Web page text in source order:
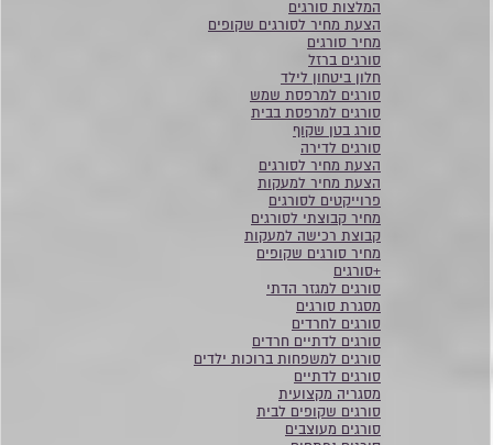
המלצות סורגים
הצעת מחיר לסורגים שקופים
מחיר סורגים
סורגים ברזל
חלון ביטחון לילד
סורגים למרפסת שמש
סורגים למרפסת בבית
סורג בטן שקוף
סורגים לדירה
הצעת מחיר לסורגים
הצעת מחיר למעקות
פרוייקטים לסורגים
מחיר קבוצתי לסורגים
קבוצת רכישה למעקות
מחיר סורגים שקופים
+סורגים
סורגים למגזר הדתי
מסגרת סורגים
סורגים לחרדים
סורגים לדתיים חרדים
סורגים למשפחות ברוכות ילדים
סורגים לדתיים
מסגריה מקצועית
סורגים שקופים לבית
סורגים מעוצבים